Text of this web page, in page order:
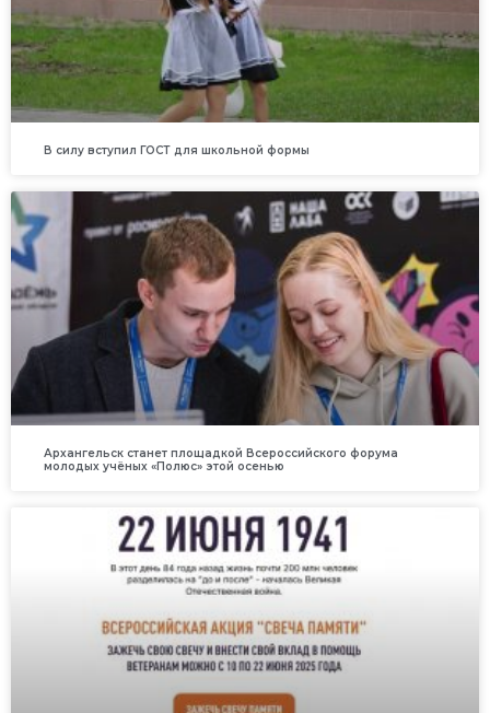
В силу вступил ГОСТ для школьной формы
Архангельск станет площадкой Всероссийского форума
молодых учёных «Полюс» этой осенью